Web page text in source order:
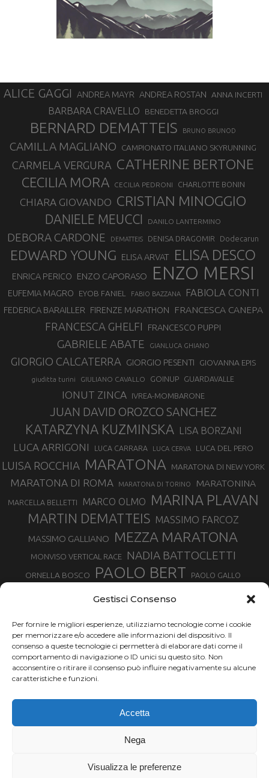
Gestisci Consenso
Per fornire le migliori esperienze, utilizziamo tecnologie come i cookie
per memorizzare e/o accedere alle informazioni del dispositivo. Il
consenso a queste tecnologie ci permetterà di elaborare dati come il
comportamento di navigazione o ID unici su questo sito. Non
acconsentire o ritirare il consenso può influire negativamente su alcune
caratteristiche e funzioni.
Accetta
Nega
Visualizza le preferenze
ALICE GAGGI ANDREA MAYR ANDREA ROSTAN ANNA INCERTI
BARBARA CRAVELLO BENEDETTA BROGGI
BERNARD DEMATTEIS BRUNO BRUNOD
CAMILLA MAGLIANO CAMPIONATO ITALIANO SKYRUNNING
CARMELA VERGURA CATHERINE BERTONE
CECILIA MORA CECILIA PEDRONI CHARLOTTE BONIN
CHIARA GIOVANDO CRISTIAN MINOGGIO
DANIELE MEUCCI DANILO LANTERMINO
DEBORA CARDONE DEMATTEIS DENISA DRAGOMIR Dodecarun
EDWARD YOUNG ELISA ARVAT ELISA DESCO
ENRICA PERICO ENZO CAPORASO ENZO MERSI
EUFEMIA MAGRO EYOB FANIEL FABIO BAZZANA FABIOLA CONTI
FEDERICA BARAILLER FIRENZE MARATHON FRANCESCA CANEPA
FRANCESCA GHELFI FRANCESCO PUPPI
GABRIELE ABATE GIANLUCA GHIANO
GIORGIO CALCATERRA GIORGIO PESENTI GIOVANNA EPIS
giuditta turini GIULIANO CAVALLO GOINUP GUARDAVALLE
IONUT ZINCA IVREA-MOMBARONE
JUAN DAVID OROZCO SANCHEZ
KATARZYNA KUZMINSKA LISA BORZANI
LUCA ARRIGONI LUCA CARRARA LUCA CERVA LUCA DEL PERO
LUISA ROCCHIA MARATONA MARATONA DI NEW YORK
MARATONA DI ROMA MARATONA DI TORINO MARATONINA
MARCELLA BELLETTI MARCO OLMO MARINA PLAVAN
MARTIN DEMATTEIS MASSIMO FARCOZ
MASSIMO GALLIANO MEZZA MARATONA
MONVISO VERTICAL RACE NADIA BATTOCLETTI
ORNELLA BOSCO PAOLO BERT PAOLO GALLO
SILVIA SERAFINI SONIA GLAREY TAVAGNASCO TOR DES GEANTS
TOUR MONVISO TRAIL TRAIL MONTE CASTO TROFEO KIMA
TURIN MARATHON URBAN ZEMMER VAL DI FASSA RUNNING
VALENTINA BELOTTI
VENICE MARATHON
XAVIER CHEVRIER
YEMAN CRIPPA
Chi siamo | Termini d'uso | Privacy |